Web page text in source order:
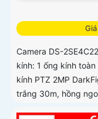
Camera DS-
kính: 1 ống kính
kính PTZ 2MP
trắng 30m, hồng